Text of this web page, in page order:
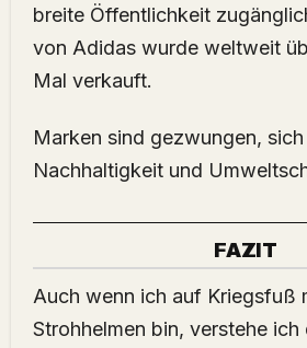
breite Öffentlichkeit
von Adidas wurde weltweit
Mal verkauft.
Marken sind gezwungen,
Nachhaltigkeit und
FAZIT
Auch wenn ich auf Kriegsfuß
Strohhelmen bin, verstehe ich